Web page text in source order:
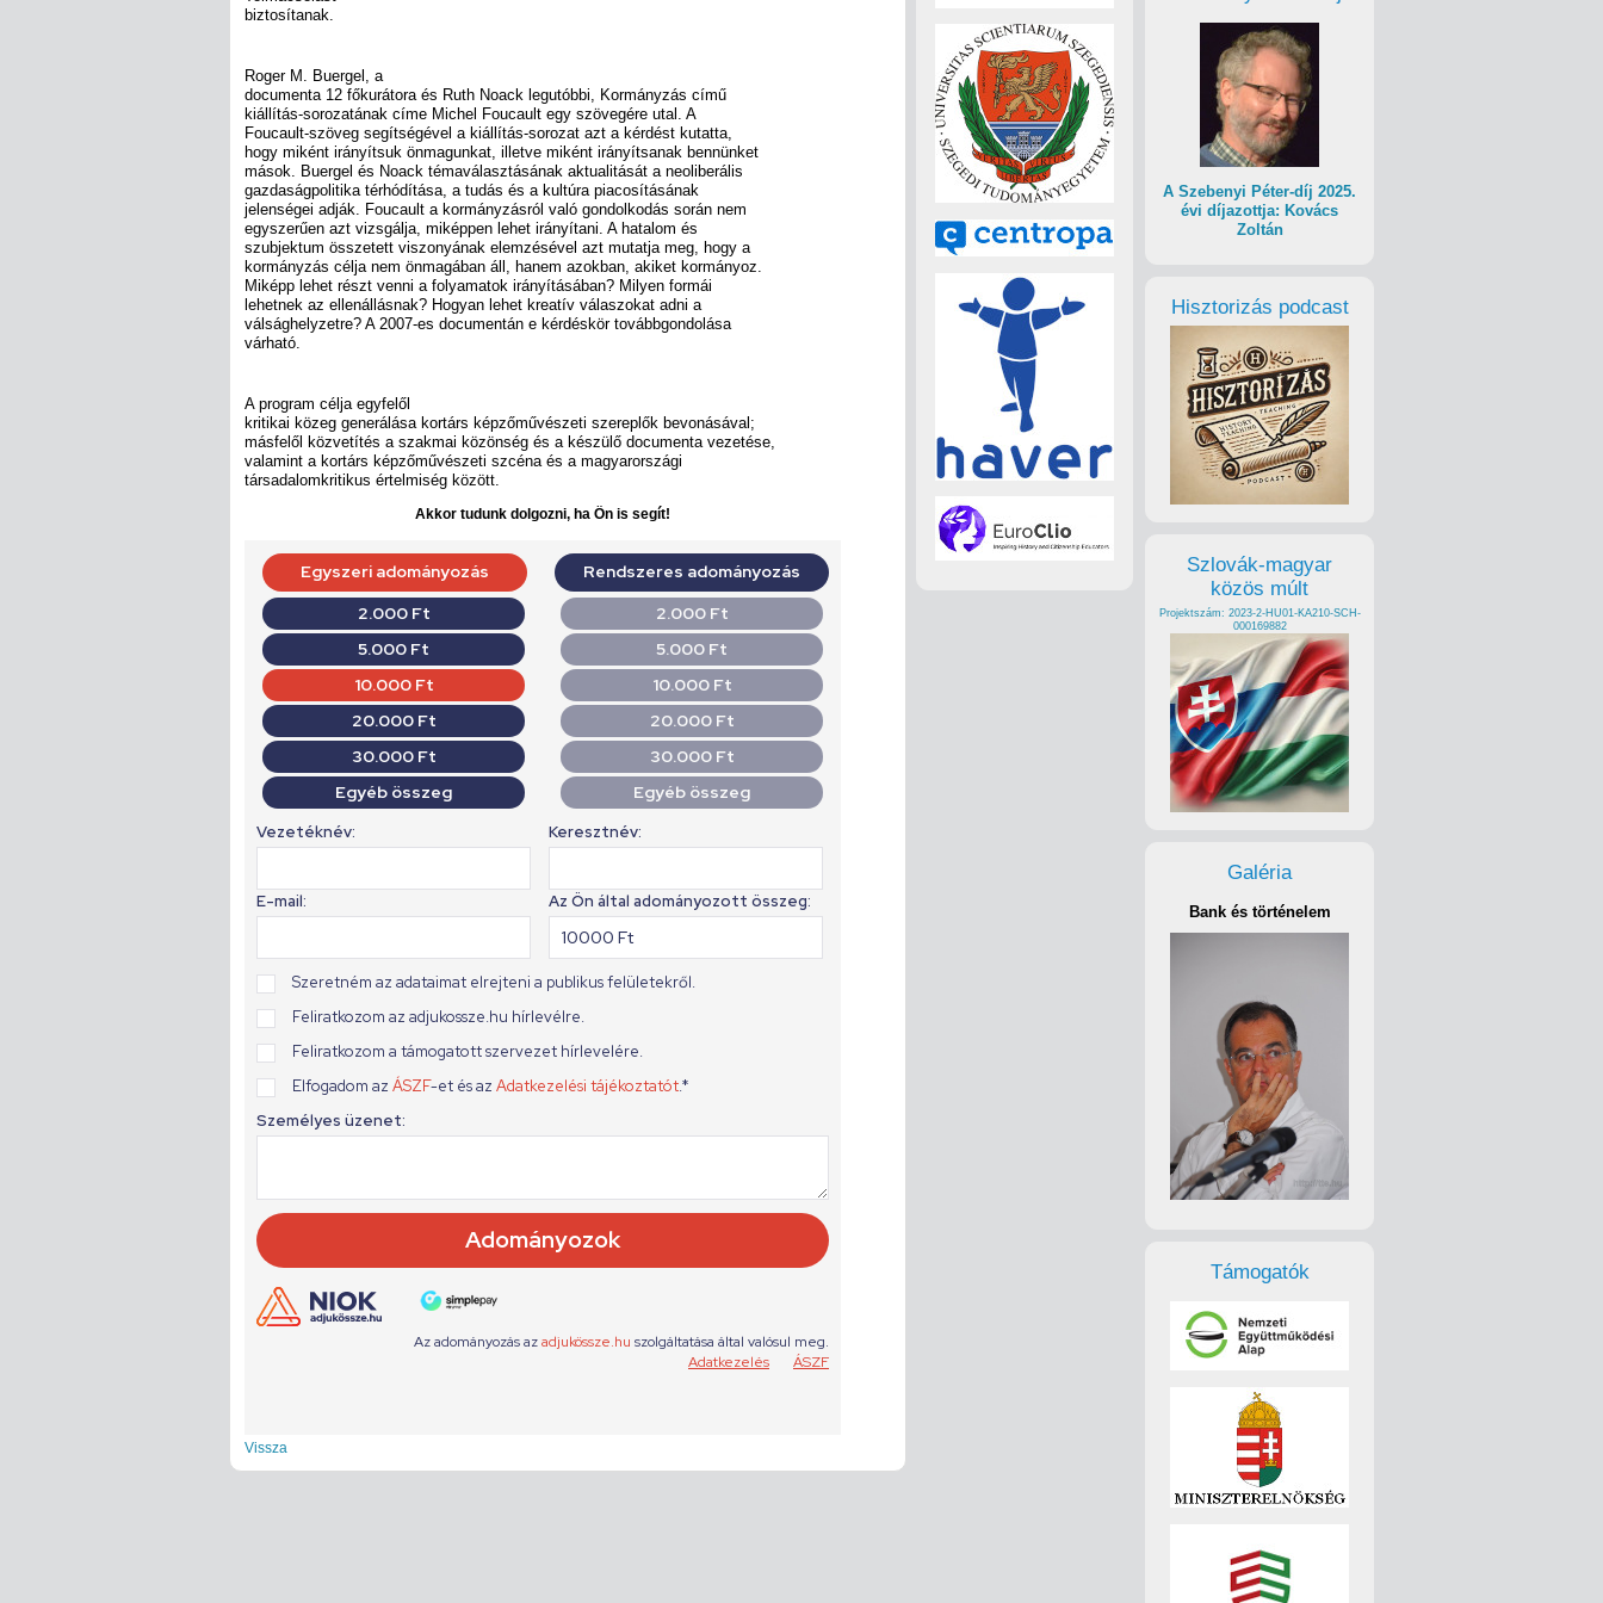
biztosítanak.
Roger M. Buergel, a
documenta 12 főkurátora és Ruth Noack legutóbbi, Kormányzás című
kiállítás-sorozatának címe Michel Foucault egy szövegére utal. A
Foucault-szöveg segítségével a kiállítás-sorozat azt a kérdést kutatta,
hogy miként irányítsuk önmagunkat, illetve miként irányítsanak bennünket
mások. Buergel és Noack témaválasztásának aktualitását a neoliberális
gazdaságpolitika térhódítása, a tudás és a kultúra piacosításának
jelenségei adják. Foucault a kormányzásról való gondolkodás során nem
egyszerűen azt vizsgálja, miképpen lehet irányítani. A hatalom és
szubjektum összetett viszonyának elemzésével azt mutatja meg, hogy a
kormányzás célja nem önmagában áll, hanem azokban, akiket kormányoz.
Miképp lehet részt venni a folyamatok irányításában? Milyen formái
lehetnek az ellenállásnak? Hogyan lehet kreatív válaszokat adni a
válsághelyzetre? A 2007-es documentán e kérdéskör továbbgondolása
várható.
A program célja egyfelől
kritikai közeg generálása kortárs képzőművészeti szereplők bevonásával;
másfelől közvetítés a szakmai közönség és a készülő documenta vezetése,
valamint a kortárs képzőművészeti szcéna és a magyarországi
társadalomkritikus értelmiség között.
Akkor tudunk dolgozni, ha Ön is segít!
Vissza
A Szebenyi Péter-díj 2025.
évi díjazottja: Kovács
Zoltán
Hisztorizás podcast
Szlovák-magyar
közös múlt
Projektszám: 2023-2-HU01-KA210-SCH-
000169882
Galéria
Bank és történelem
Támogatók